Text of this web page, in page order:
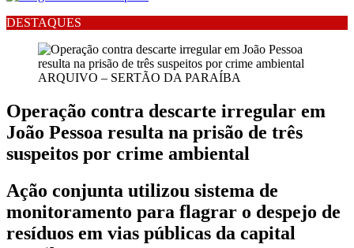
DESTAQUES
ARQUIVO – SERTÃO DA PARAÍBA
Operação contra descarte irregular em
João Pessoa resulta na prisão de três
suspeitos por crime ambiental
Ação conjunta utilizou sistema de
monitoramento para flagrar o despejo de
resíduos em vias públicas da capital